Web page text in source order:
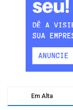
Em Alta